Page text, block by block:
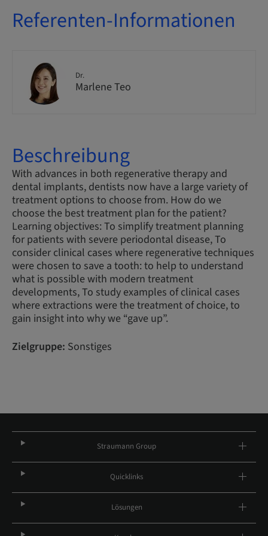
Referenten-Informationen
Dr.
Marlene Teo
Beschreibung
With advances in both regenerative therapy and
dental implants, dentists now have a large variety of
treatment options to choose from. How do we
choose the best treatment plan for the patient?
Learning objectives: To simplify treatment planning
for patients with severe periodontal disease, To
consider clinical cases where regenerative techniques
were chosen to save a tooth: to help to understand
what is possible with modern treatment
developments, To study examples of clinical cases
where extractions were the treatment of choice, to
gain insight into why we “gave up”.
Zielgruppe: Sonstiges
Straumann Group
Quicklinks
Lösungen